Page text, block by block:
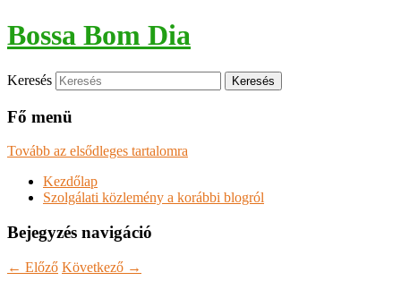
Bossa Bom Dia
Keresés
Fő menü
Tovább az elsődleges tartalomra
Kezdőlap
Szolgálati közlemény a korábbi blogról
Bejegyzés navigáció
← Előző Következő →